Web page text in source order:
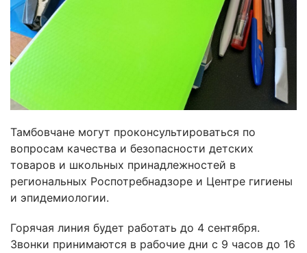
Тамбовчане могут проконсультироваться по
вопросам качества и безопасности детских
товаров и школьных принадлежностей в
региональных Роспотребнадзоре и Центре гигиены
и эпидемиологии.
Горячая линия будет работать до 4 сентября.
Звонки принимаются в рабочие дни с 9 часов до 16